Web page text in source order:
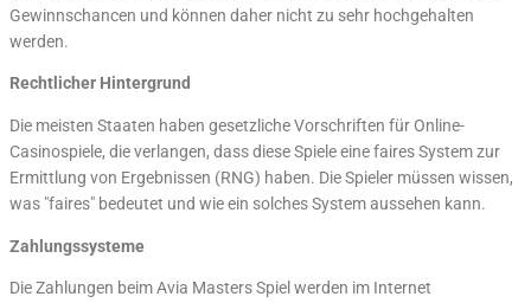
Gewinnschancen und können daher nicht zu sehr hochgehalten
werden.
Rechtlicher Hintergrund
Die meisten Staaten haben gesetzliche Vorschriften für Online-
Casinospiele, die verlangen, dass diese Spiele eine faires System zur
Ermittlung von Ergebnissen (RNG) haben. Die Spieler müssen wissen,
was "faires" bedeutet und wie ein solches System aussehen kann.
Zahlungssysteme
Die Zahlungen beim Avia Masters Spiel werden im Internet